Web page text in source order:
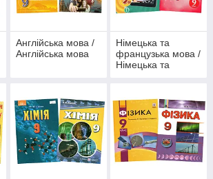
Англійська мова /
Англійська мова
Німецька та
французька мова /
Німецька та